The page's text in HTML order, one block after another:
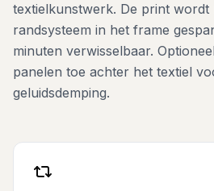
textielkunstwerk. De print wordt
randsysteem in het frame
minuten verwisselbaar.
panelen toe achter het textiel
geluidsdemping.